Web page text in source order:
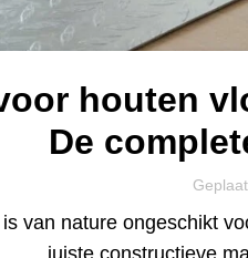
houten
De
van nature ongeschikt